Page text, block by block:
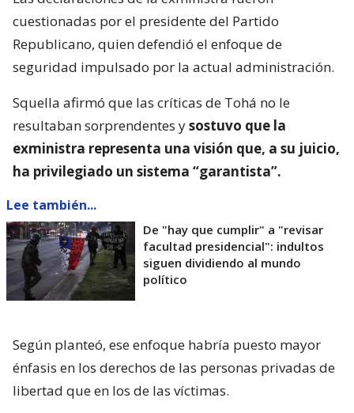
cuestionadas por el presidente del Partido
Republicano, quien defendió el enfoque de
seguridad impulsado por la actual administración.
Squella afirmó que las críticas de Tohá no le
resultaban sorprendentes ysostuvo que la
exministra representa una visión que, a su juicio,
ha privilegiado un sistema “garantista”.
Lee también...
De "hay que cumplir" a "revisar
facultad presidencial": indultos
siguen dividiendo al mundo
político
Según planteó, ese enfoque habría puesto mayor
énfasis en los derechos de las personas privadas de
libertad que en los de las víctimas.